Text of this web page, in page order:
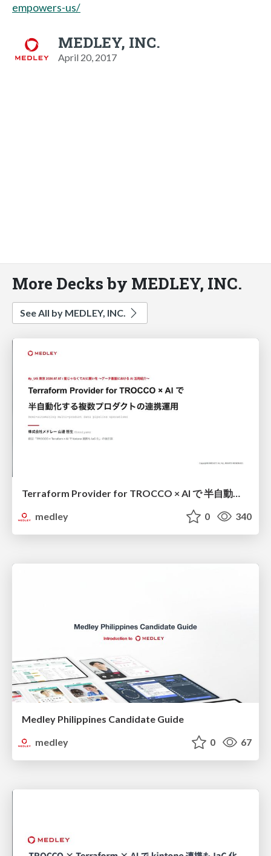
empowers-us/
MEDLEY, INC.
April 20, 2017
More Decks by MEDLEY, INC.
See All by MEDLEY, INC.
Terraform Provider for TROCCO × AI で 半自動化する複数プロダクトの連携運用 / Semi-Automating Multi-Product Data Integration Ops with the Terraform Provider for TROCCO × AI
medley
0 340
Medley Philippines Candidate Guide
medley
0 67